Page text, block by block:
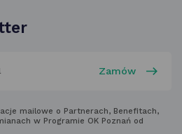
mailowe o Partnerach, Benefitach,
w Programie OK Poznań od